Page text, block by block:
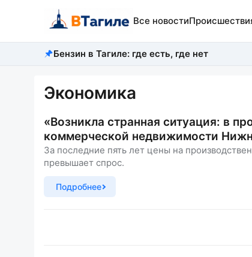
Все новости
Бензин в Тагиле: где есть, где нет
Экономика
«Возникла странная ситуация: в
коммерческой недвижимости
За последние пять лет цены на
превышает спрос.
Подробнее